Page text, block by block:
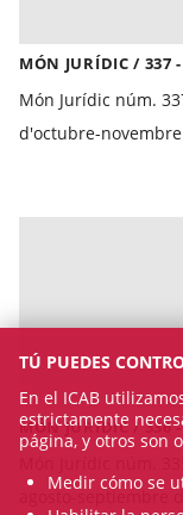
MÓN JURÍDIC / 337
Món Jurídic núm.
d'octubre-novembre
MÓN JURÍDIC / 336
TÚ PUEDES
En el ICAB
estrictamente
página, y otros son
Medir cómo se